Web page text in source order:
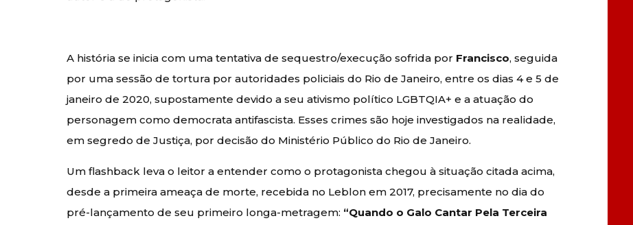
A história se inicia com uma tentativa de sequestro/execução sofrida por Francisco, seguida
por uma sessão de tortura por autoridades policiais do Rio de Janeiro, entre os dias 4 e 5 de
janeiro de 2020, supostamente devido a seu ativismo político LGBTQIA+ e a atuação do
personagem como democrata antifascista. Esses crimes são hoje investigados na realidade,
em segredo de Justiça, por decisão do Ministério Público do Rio de Janeiro.
Um flashback leva o leitor a entender como o protagonista chegou à situação citada acima,
desde a primeira ameaça de morte, recebida no Leblon em 2017, precisamente no dia do
pré-lançamento de seu primeiro longa-metragem: “Quando o Galo Cantar Pela Terceira